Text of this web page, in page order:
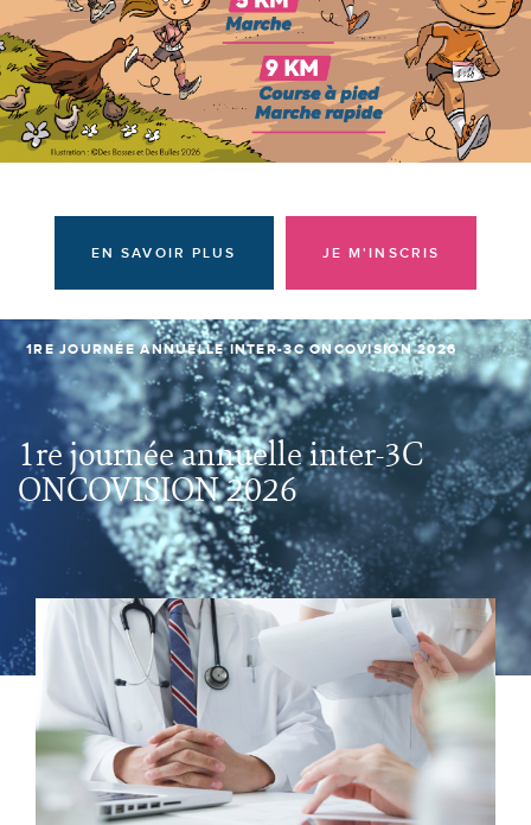
Actualités
Prendre rendez-vous
EN SAVOIR PLUS JE M'INSCRIS
1RE JOURNÉE ANNUELLE INTER-3C ONCOVISION 2026
1re journée annuelle inter-3C
ONCOVISION 2026